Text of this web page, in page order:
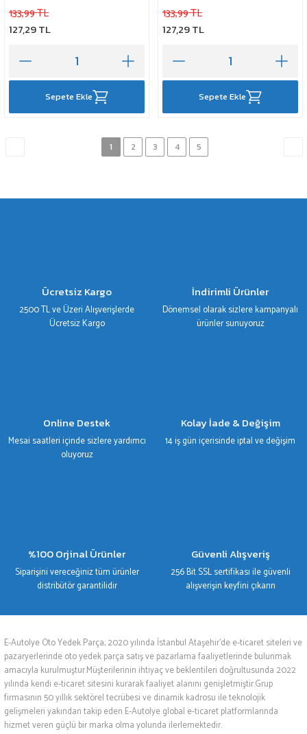
133,99 TL
127,29 TL
Sepete Ekle
133,99 TL
127,29 TL
Sepete Ekle
1 2 3 4 5
Ücretsiz Kargo
2500 TL ve Üzeri Alışverişlerde
Ücretsiz Kargo
İndirimli Ürünler
Dönemsel olarak sizlere kampanyalı
ürünler sunuyoruz
Online Destek
Mesai saatleri içinde sizlere yardımcı
oluyoruz
Kolay İade & Değişim
14 iş gün içerisinde iptal ve değişim
%100 Orjinal Ürünler
Siparişini vereceğiniz tüm ürünler
distribütör garantilidir
Güvenli Alışveriş
256 Bit SSL sertifikası ile güvenli
alışverişin keyfini çıkarın
E-Autolye Oto Yedek Parça, 2020 yılında İstanbul Ataşehir’de e-ticaret siteleri ve
pazaryerlerinde oto yedek parça satış ve pazarlama faaliyetlerinde bulunmak
amacıyla kurulmuştur.Müşterilerinin ihtiyaç ve beklentileri doğrultusunda 2022
yılında kendi e-ticaret sitesini kurarak faaliyet alanını genişletmiştir.Grup
firmasının 50 yıllık sektörel tecrübesi ve dinamik kadrosu ile teknolojik
gelişmeleri yakından takip eden E-Autolye global e-ticaret platformlarında
hizmet veren güçlü bir marka olma yolunda ilerlemektedir.